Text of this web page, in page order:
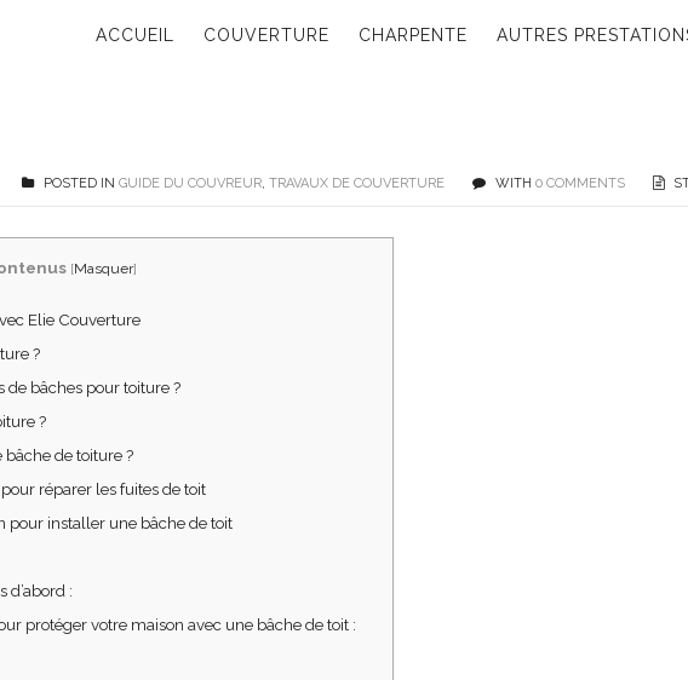
ACCUEIL COUVERTURE CHARPENTE AUTRES
POSTED IN GUIDE DU COUVREUR, TRAVAUX DE COUVERTURE WITH 0 COMMENTS
[Masquer]
Elie Couverture
?
de bâches pour toiture ?
?
bâche de toiture ?
réparer les fuites de toit
pour installer une bâche de toit
d’abord :
protéger votre maison avec une bâche de toit :